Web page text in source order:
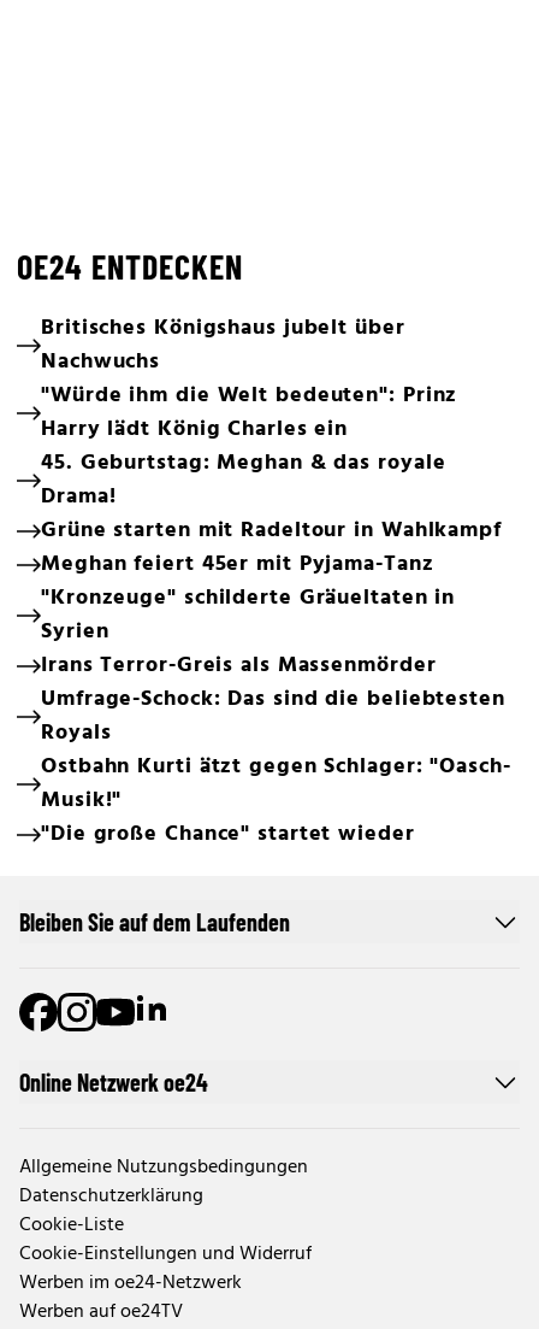
OE24 ENTDECKEN
Britisches Königshaus jubelt über
Nachwuchs
"Würde ihm die Welt bedeuten": Prinz
Harry lädt König Charles ein
45. Geburtstag: Meghan & das royale
Drama!
Grüne starten mit Radeltour in Wahlkampf
Meghan feiert 45er mit Pyjama-Tanz
"Kronzeuge" schilderte Gräueltaten in
Syrien
Irans Terror-Greis als Massenmörder
Umfrage-Schock: Das sind die beliebtesten
Royals
Ostbahn Kurti ätzt gegen Schlager: "Oasch-
Musik!"
"Die große Chance" startet wieder
Online Netzwerk oe24
Allgemeine Nutzungsbedingungen
Datenschutzerklärung
Cookie-Liste
Cookie-Einstellungen und Widerruf
Werben im oe24-Netzwerk
Werben auf oe24TV
Bleiben Sie auf dem Laufenden